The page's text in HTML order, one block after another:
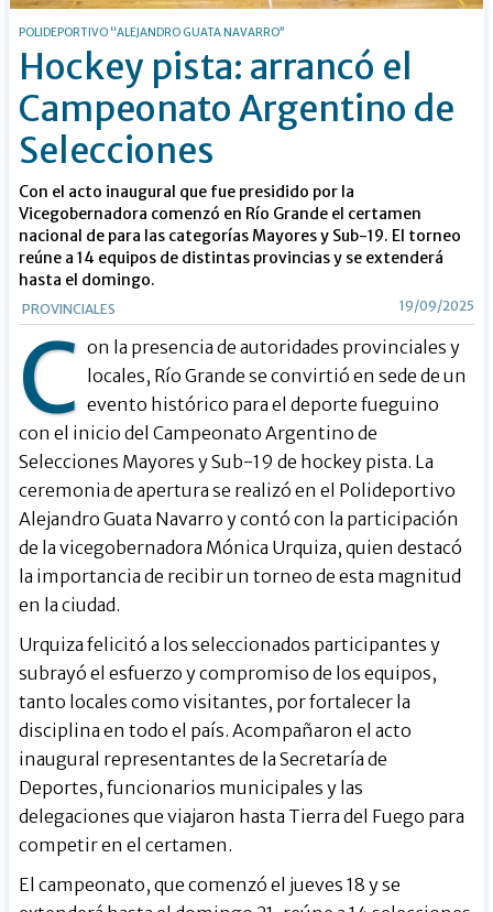
POLIDEPORTIVO “ALEJANDRO GUATA NAVARRO”
Hockey pista: arrancó el
Campeonato Argentino de
Selecciones
Con el acto inaugural que fue presidido por la
Vicegobernadora comenzó en Río Grande el certamen
nacional de para las categorías Mayores y Sub-19. El torneo
reúne a 14 equipos de distintas provincias y se extenderá
hasta el domingo.
PROVINCIALES 19/09/2025
C on la presencia de autoridades provinciales y
locales, Río Grande se convirtió en sede de un
evento histórico para el deporte fueguino
con el inicio del Campeonato Argentino de
Selecciones Mayores y Sub-19 de hockey pista. La
ceremonia de apertura se realizó en el Polideportivo
Alejandro Guata Navarro y contó con la participación
de la vicegobernadora Mónica Urquiza, quien destacó
la importancia de recibir un torneo de esta magnitud
en la ciudad.
Urquiza felicitó a los seleccionados participantes y
subrayó el esfuerzo y compromiso de los equipos,
tanto locales como visitantes, por fortalecer la
disciplina en todo el país. Acompañaron el acto
inaugural representantes de la Secretaría de
Deportes, funcionarios municipales y las
delegaciones que viajaron hasta Tierra del Fuego para
competir en el certamen.
El campeonato, que comenzó el jueves 18 y se